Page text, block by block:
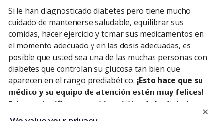
Si le han diagnosticado diabetes pero tiene mucho
cuidado de mantenerse saludable, equilibrar sus
comidas, hacer ejercicio y tomar sus medicamentos en
el momento adecuado y en las dosis adecuadas, es
posible que usted sea una de las muchas personas con
diabetes que controlan su glucosa tan bien que
aparecen en el rango prediabético. ¡Esto hace que su
médico y su equipo de atención estén muy felices!
Esto no significa que esté revirtiendo la diabetes,
por lo que no debe comenzar a comer lo que quiera.
×